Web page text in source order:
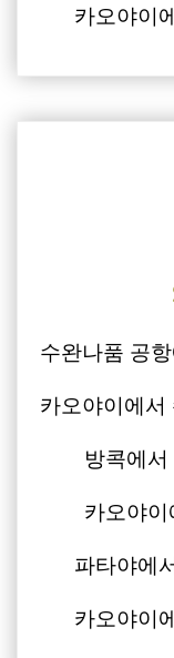
카오야이
수완나품 공
카오야이에서
방콕에
카오야
파타야에
카오야이